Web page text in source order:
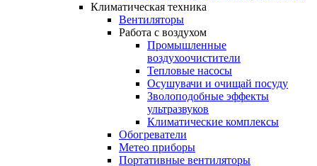
Климатическая техника
Вентиляторы
Работа с воздухом
Промышленные
воздухоочистители
Тепловые насосы
Осушувачи и очищай посуду
Зволоподобные эффекты
ультразвуков
Климатические комплексы
Обогреватели
Метео приборы
Портативные вентиляторы